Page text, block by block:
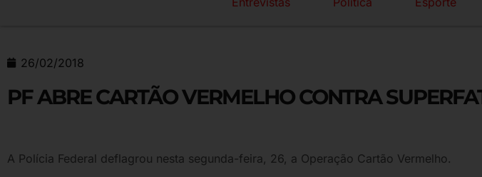
26/02/2018
PF ABRE CARTÃO VERMELHO CONTRA
A Polícia Federal deflagrou nesta segunda-feira, 26, a Operação Cartão Vermelho.